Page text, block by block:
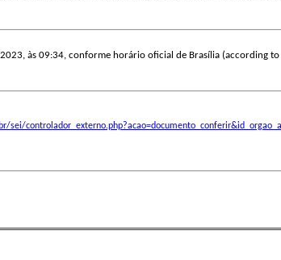
às 09:34, conforme horário oficial de Brasília (according
sei/